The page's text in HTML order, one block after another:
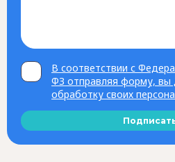
В соответствии с
ФЗ отправляя форму, вы
обработку своих